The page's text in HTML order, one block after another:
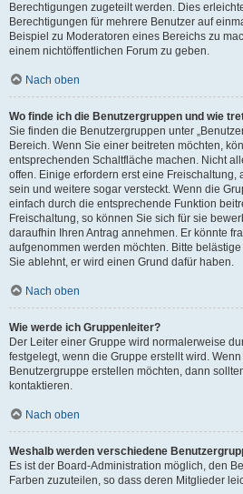
Berechtigungen zugeteilt werden. Dies
Berechtigungen für mehrere Benutzer auf
Beispiel zu Moderatoren eines Bereichs zu
einem nichtöffentlichen Forum zu geben.
Nach oben
Wo finde ich die Benutzergruppen und wie
Sie finden die Benutzergruppen unter
Bereich. Wenn Sie einer beitreten möchten,
entsprechenden Schaltfläche machen. Nicht
offen. Einige erfordern erst eine Freischaltung,
sein und weitere sogar versteckt. Wenn die
einfach durch die entsprechende Funktion
Freischaltung, so können Sie sich für sie
daraufhin Ihren Antrag annehmen. Er könnte
aufgenommen werden möchten. Bitte
Sie ablehnt, er wird einen Grund dafür haben.
Nach oben
Wie werde ich Gruppenleiter?
Der Leiter einer Gruppe wird normalerweise
festgelegt, wenn die Gruppe erstellt wird.
Benutzergruppe erstellen möchten, dann
kontaktieren.
Nach oben
Weshalb werden verschiedene
Es ist der Board-Administration möglich, den
Farben zuzuteilen, so dass deren Mitglieder